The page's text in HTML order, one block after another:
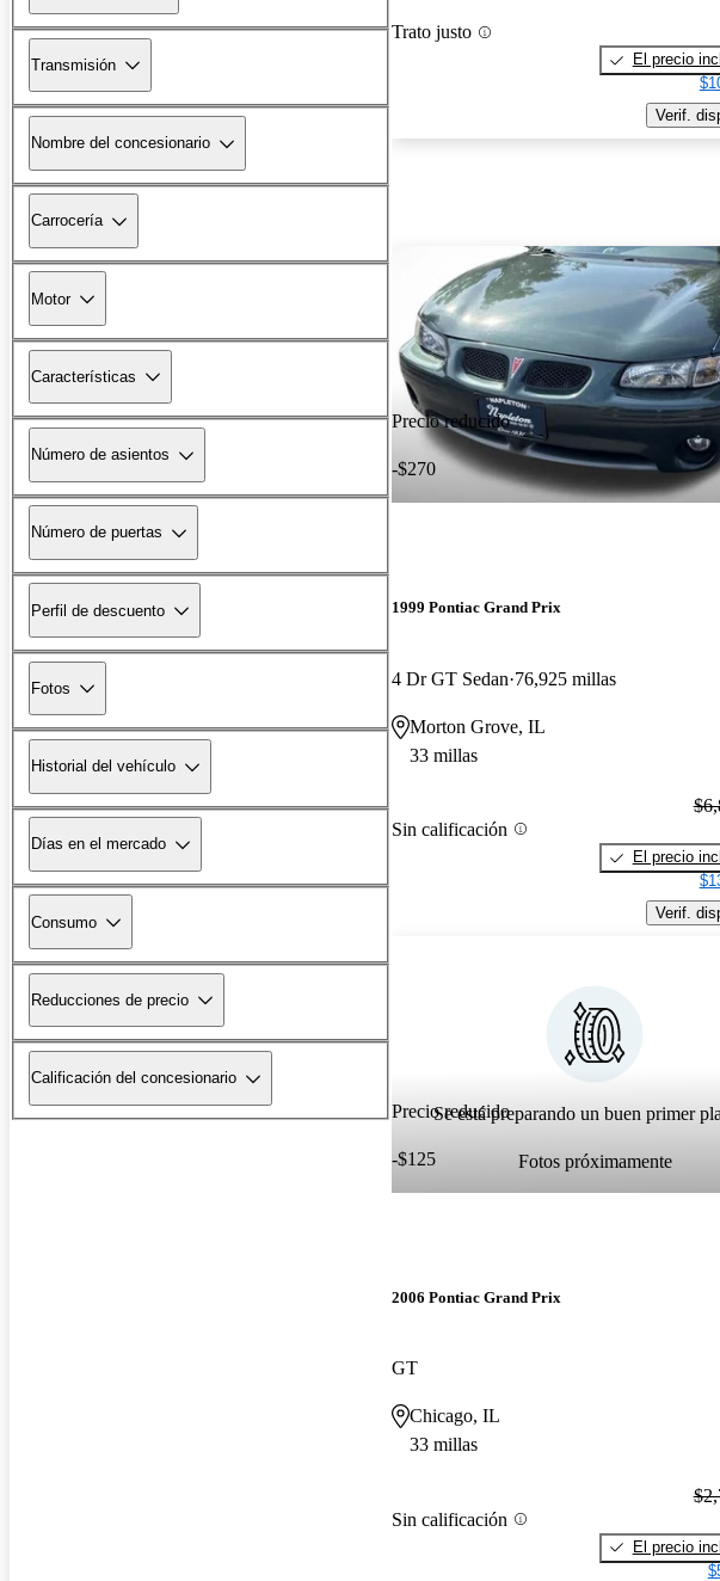
Transmisión
Nombre del concesionario
Carrocería
Motor
Características
Número de asientos
Número de puertas
Perfil de descuento
Fotos
Historial del vehículo
Días en el mercado
Consumo
Reducciones de precio
Calificación del concesionario
Trato justo
El precio
Verif.
Precio reducido
-$270
1999 Pontiac Grand Prix
4 Dr GT Sedan 76,925 millas
Morton Grove, IL
33 millas
Sin calificación
El precio
Verif.
Se está preparando un buen primer
Fotos próximamente
Precio reducido
-$125
2006 Pontiac Grand Prix
GT
Chicago, IL
33 millas
Sin calificación
El precio